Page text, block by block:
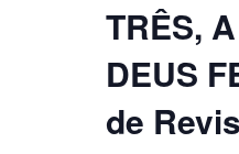
TRÊS,
DEUS
de